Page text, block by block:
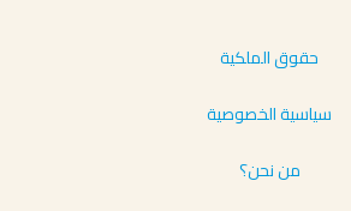
حقوق الملكية
سياسية الخصوصية
من نحن؟